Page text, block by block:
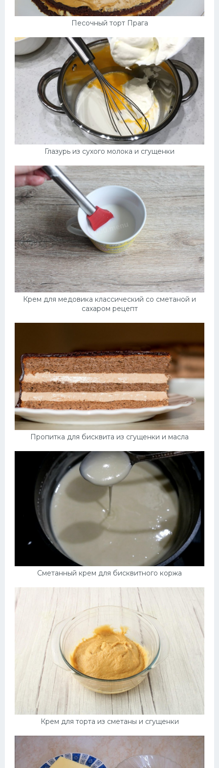
Песочный торт Прага
Глазурь из сухого молока и сгущенки
Крем для медовика классический со сметаной и
сахаром рецепт
Пропитка для бисквита из сгущенки и масла
Сметанный крем для бисквитного коржа
Крем для торта из сметаны и сгущенки